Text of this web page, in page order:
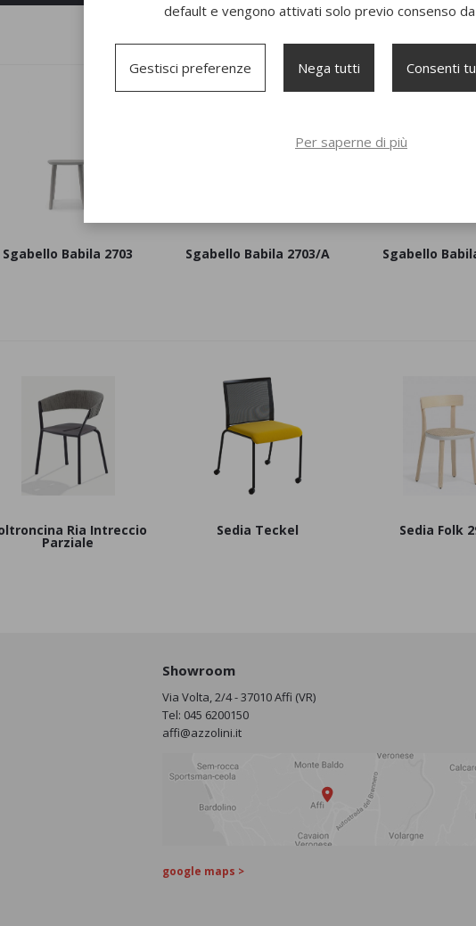
Sgabello Babila 2703 Sgabello Babila 2703/A Sgabello
Ria Intreccio
Parziale
Sedia Teckel Sedia Folk
Showroom
Via Volta, 2/4 - 37010 Affi (VR)
Tel: 045 6200150
affi@azzolini.it
google maps >
default e vengono attivati solo previo consenso
Gestisci preferenze Nega tutti Consenti
Per saperne di più